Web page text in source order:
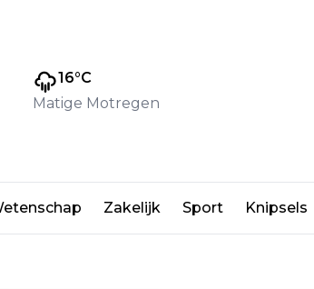
16°C
Matige Motregen
Zakelijk Sport Knipsels
de hoofdbode ter